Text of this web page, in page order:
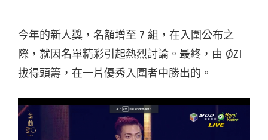
今年的新人獎，名額增至 7 組，在入圍公布之
際，就因名單精彩引起熱烈討論。最終，由 ØZI
拔得頭籌，在一片優秀入圍者中勝出的。